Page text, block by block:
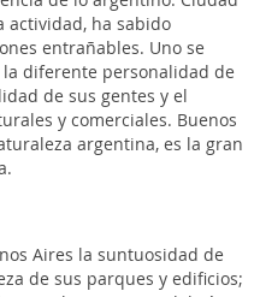
actividad, ha sabido
entrañables. Uno se
diferente personalidad de
de sus gentes y el
y comerciales. Buenos
argentina, es la gran
Aires la suntuosidad de
de sus parques y edificios;